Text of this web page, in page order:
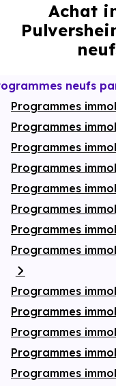
Actualités
Financer
cas, frais de
énergétiques,
Achat
neufs
Programmes
Programmes
Programmes
Programmes
Programmes
Programmes
Programmes
Programmes
Programmes
Programmes
Programmes
Programmes
Programmes